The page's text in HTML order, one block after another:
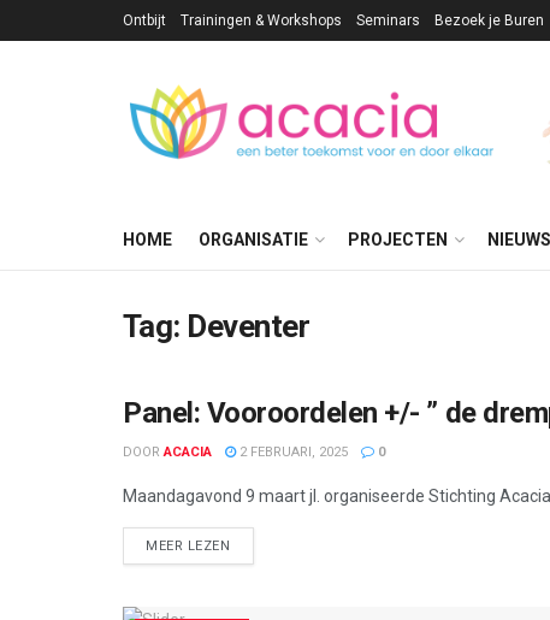
Ontbijt Trainingen & Workshops Seminars Bezoek je Buren
HOME ORGANISATIE PROJECTEN NIEUWS
Tag: Deventer
ACTIVITEITEN
Panel: Vooroordelen +/- ” de
DOOR ACACIA 2 FEBRUARI, 2025 0
Maandagavond 9 maart jl. organiseerde Stichting
MEER LEZEN